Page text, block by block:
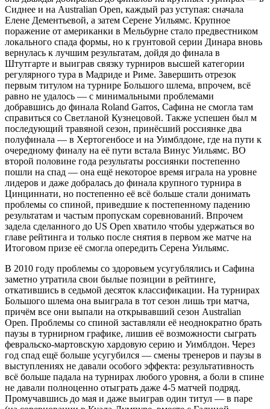
Сиднее и на Australian Open, каждый раз уступая: сначала
Елене Дементьевой, а затем Серене Уильямс. Крупное
поражение от американки в Мельбурне стало предвестником
локального спада формы, но к грунтовой серии Динара вновь
вернулась к лучшим результатам, дойдя до финала в
Штутгарте и выиграв связку турниров высшей категории
регулярного тура в Мадриде и Риме. Завершить отрезок
первым титулом на турнире Большого шлема, впрочем, всё
равно не удалось — с минимальными проблемами
добравшись до финала Roland Garros, Сафина не смогла там
справиться со Светланой Кузнецовой. Также успешен был м
последующий травяной сезон, принёсший россиянке два
полуфинала — в Хертогенбосе и на Уимблдоне, где на пути к
очередному финалу на её пути встала Винус Уильямс. ВО
второй половине года результаты россиянки постепенно
пошли на спад — она ещё некоторое время играла на уровне
лидеров и даже добралась до финала крупного турнира в
Цинциннати, но постепенно её всё больше стали донимать
проблемы со спиной, приведшие к постепенному падению
результатам и частым пропускам соревнований. Впрочем
задела сделанного до US Open хватило чтобы удержаться во
главе рейтинга и только после снятия в первом же матче на
Итоговом призе её смогла опередить Серена Уильямс.
В 2010 году проблемы со здоровьем усугублялись и Сафина
заметно утратила свои былые позиции в рейтинге,
откатившись в седьмой десяток классификации. На турнирах
Большого шлема она выиграла в тот сезон лишь три матча,
причём все они выпали на открывавший сезон Australian
Open. Проблемы со спиной заставляли её неоднократно брать
паузы в турнирном графике, лишив её возможности сыграть
февральско-мартовскую хардовую серию и Уимблдон. Через
год спад ещё больше усугубился — смены тренеров и паузы в
выступлениях не давали особого эффекта: результативность
всё больше падала на турнирах любого уровня, а боли в спине
не давали полноценно отыграть даже 4-5 матчей подряд.
Промучавшись до мая и даже выиграв один титул — в паре